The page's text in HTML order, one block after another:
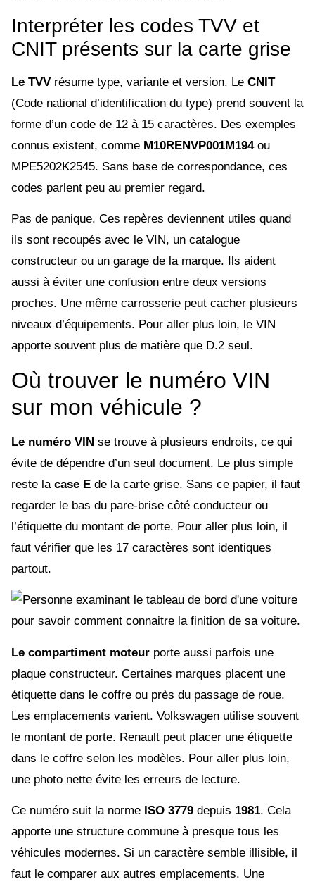
Interpréter les codes TVV et
CNIT présents sur la carte grise
Le TVV résume type, variante et version. Le CNIT
(Code national d’identification du type) prend souvent la
forme d’un code de 12 à 15 caractères. Des exemples
connus existent, comme M10RENVP001M194ou
MPE5202K2545. Sans base de correspondance, ces
codes parlent peu au premier regard.
Pas de panique. Ces repères deviennent utiles quand
ils sont recoupés avec le VIN, un catalogue
constructeur ou un garage de la marque. Ils aident
aussi à éviter une confusion entre deux versions
proches. Une même carrosserie peut cacher plusieurs
niveaux d’équipements. Pour aller plus loin, le VIN
apporte souvent plus de matière que D.2 seul.
Où trouver le numéro VIN
sur mon véhicule ?
Le numéro VIN se trouve à plusieurs endroits, ce qui
évite de dépendre d’un seul document. Le plus simple
reste la case E de la carte grise. Sans ce papier, il faut
regarder le bas du pare-brise côté conducteur ou
l’étiquette du montant de porte. Pour aller plus loin, il
faut vérifier que les 17 caractères sont identiques
partout.
Le compartiment moteur porte aussi parfois une
plaque constructeur. Certaines marques placent une
étiquette dans le coffre ou près du passage de roue.
Les emplacements varient. Volkswagen utilise souvent
le montant de porte. Renault peut placer une étiquette
dans le coffre selon les modèles. Pour aller plus loin,
une photo nette évite les erreurs de lecture.
Ce numéro suit la norme ISO 3779 depuis 1981. Cela
apporte une structure commune à presque tous les
véhicules modernes. Si un caractère semble illisible, il
faut le comparer aux autres emplacements. Une